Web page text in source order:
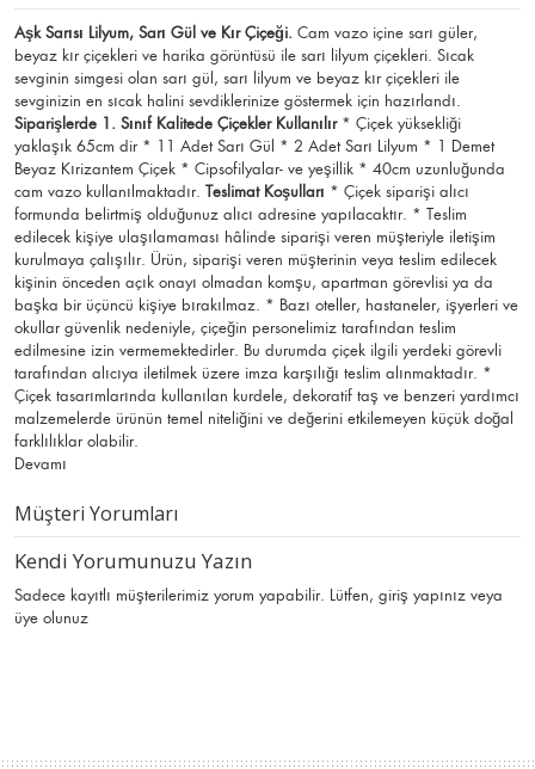
Aşk Sarısı Lilyum, Sarı Gül ve Kır Çiçeği. Cam vazo içine sarı güler,
beyaz kır çiçekleri ve harika görüntüsü ile sarı lilyum çiçekleri. Sıcak
sevginin simgesi olan sarı gül, sarı lilyum ve beyaz kır çiçekleri ile
sevginizin en sıcak halini sevdiklerinize göstermek için hazırlandı.
Siparişlerde 1. Sınıf Kalitede Çiçekler Kullanılır* Çiçek yüksekliği
yaklaşık 65cm dir * 11 Adet Sarı Gül * 2 Adet Sarı Lilyum * 1 Demet
Beyaz Kırizantem Çiçek * Cipsofilyalar- ve yeşillik * 40cm uzunluğunda
cam vazo kullanılmaktadır. Teslimat Koşulları * Çiçek siparişi alıcı
formunda belirtmiş olduğunuz alıcı adresine yapılacaktır. * Teslim
edilecek kişiye ulaşılamaması hâlinde siparişi veren müşteriyle iletişim
kurulmaya çalışılır. Ürün, siparişi veren müşterinin veya teslim edilecek
kişinin önceden açık onayı olmadan komşu, apartman görevlisi ya da
başka bir üçüncü kişiye bırakılmaz. * Bazı oteller, hastaneler, işyerleri ve
okullar güvenlik nedeniyle, çiçeğin personelimiz tarafından teslim
edilmesine izin vermemektedirler. Bu durumda çiçek ilgili yerdeki görevli
tarafından alıcıya iletilmek üzere imza karşılığı teslim alınmaktadır. *
Çiçek tasarımlarında kullanılan kurdele, dekoratif taş ve benzeri yardımcı
malzemelerde ürünün temel niteliğini ve değerini etkilemeyen küçük doğal
farklılıklar olabilir.
Devamı
Müşteri Yorumları
Kendi Yorumunuzu Yazın
Sadece kayıtlı müşterilerimiz yorum yapabilir. Lütfen, giriş yapınız veya
üye olunuz